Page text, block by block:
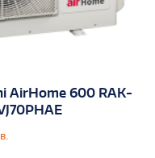
AirHome 600 RAK-